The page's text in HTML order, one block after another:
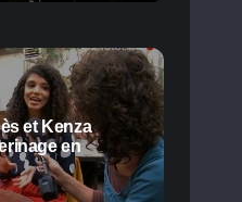
et Kenza
en